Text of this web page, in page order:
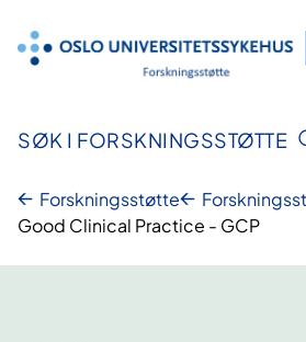
innhold
SØK I FORSKNINGSSTØTTE
Forskningsstøtte
Good Clinical Practice - GCP